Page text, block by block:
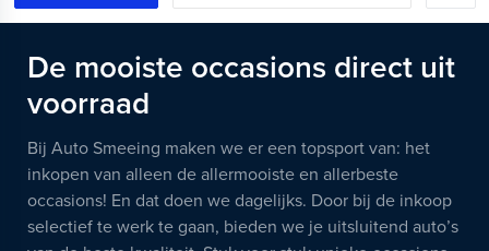
De mooiste occasions direct uit
voorraad
Bij Auto Smeeing maken we er een topsport van: het
inkopen van alleen de allermooiste en allerbeste
occasions! En dat doen we dagelijks. Door bij de inkoop
selectief te werk te gaan, bieden we je uitsluitend auto’s